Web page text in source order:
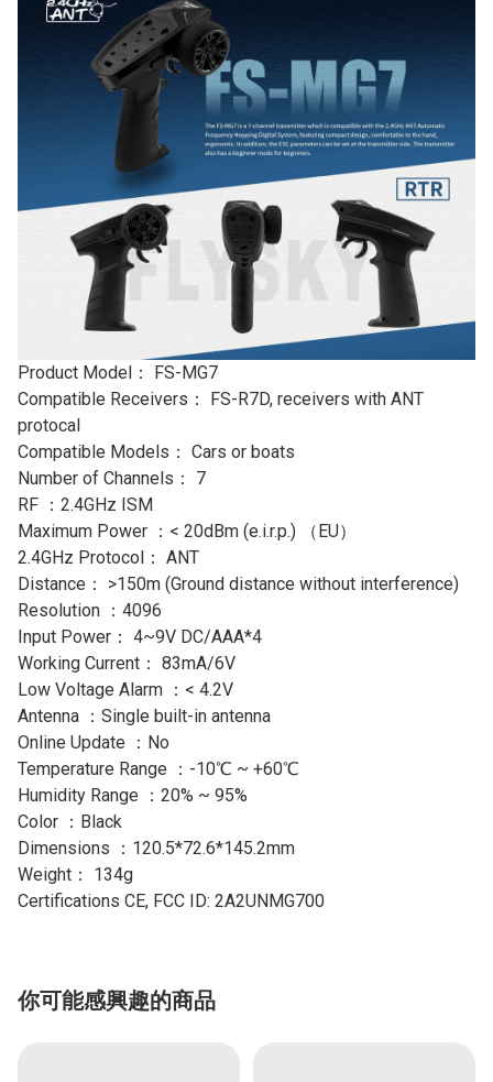
Product Model： FS-MG7
Compatible Receivers： FS-R7D, receivers with ANT
protocal
Compatible Models： Cars or boats
Number of Channels： 7
RF ：2.4GHz ISM
Maximum Power ：< 20dBm (e.i.r.p.) （EU）
2.4GHz Protocol： ANT
Distance： >150m (Ground distance without interference)
Resolution ：4096
Input Power： 4~9V DC/AAA*4
Working Current： 83mA/6V
Low Voltage Alarm ：< 4.2V
Antenna ：Single built-in antenna
Online Update ：No
Temperature Range ：-10℃ ~ +60℃
Humidity Range ：20% ~ 95%
Color ：Black
Dimensions ：120.5*72.6*145.2mm
Weight： 134g
Certifications CE, FCC ID: 2A2UNMG700
你可能感興趣的商品